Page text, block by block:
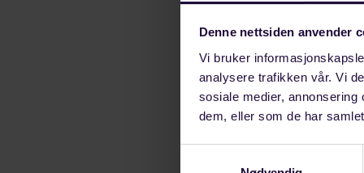
Denne nettsiden anvender
Vi bruker
analysere trafikken vår. Vi
sosiale medier,
dem, eller som de har
globalt, vil
I tillegg vil
Eric Lee fra
Sted: